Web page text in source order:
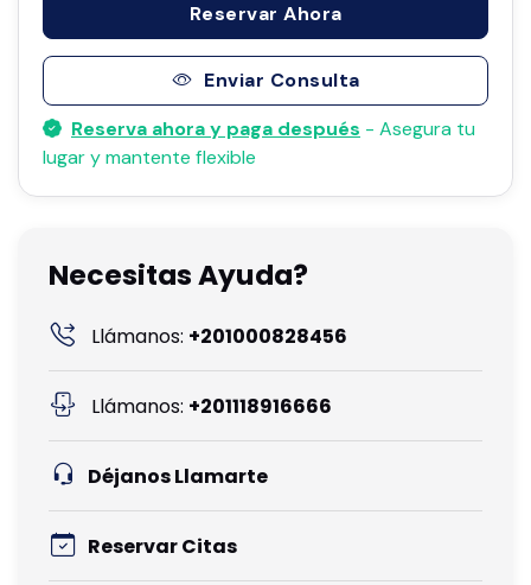
Reservar Ahora
Enviar Consulta
Reserva ahora y paga después - Asegura tu
lugar y mantente flexible
Necesitas Ayuda?
Llámanos: +201000828456
Llámanos: +201118916666
Déjanos Llamarte
Reservar Citas